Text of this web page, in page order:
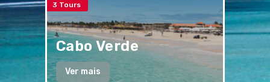
3 Tours
Cabo Verde
Ver mais